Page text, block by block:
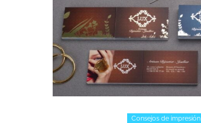
Consejos de impresión